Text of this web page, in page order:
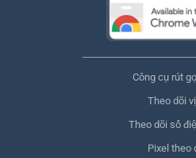
Công cụ rút
Theo dõi
Theo dõi số
Pixel theo